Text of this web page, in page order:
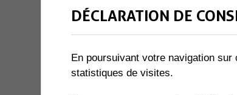
JUSQU'AU EXPOSITION « LE
DÉCLARATION DE
En poursuivant votre navigation
statistiques de visites.